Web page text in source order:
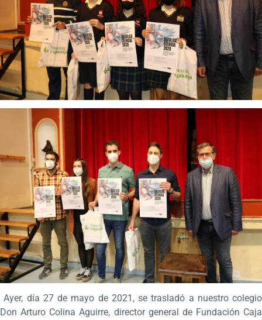
Ayer, día 27 de mayo de 2021, se trasladó a nuestro colegio
Don Arturo Colina Aguirre, director general de Fundación Caja